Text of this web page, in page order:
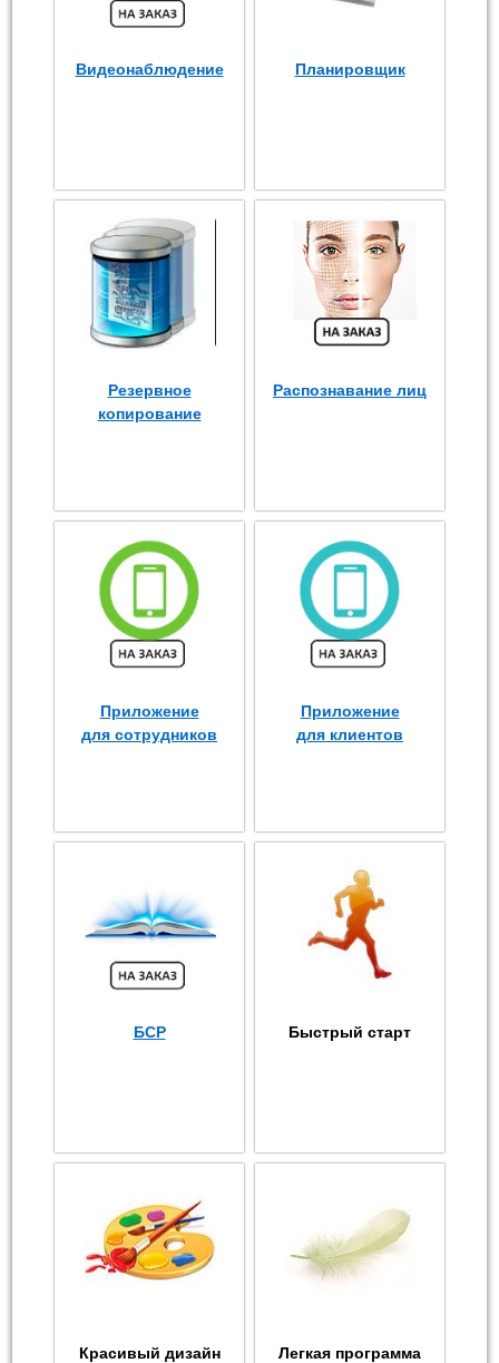
Видеонаблюдение Планировщик
Резервное
копирование
Распознавание лиц
Приложение
для сотрудников
Приложение
для клиентов
БСР Быстрый старт
Красивый дизайн Легкая программа